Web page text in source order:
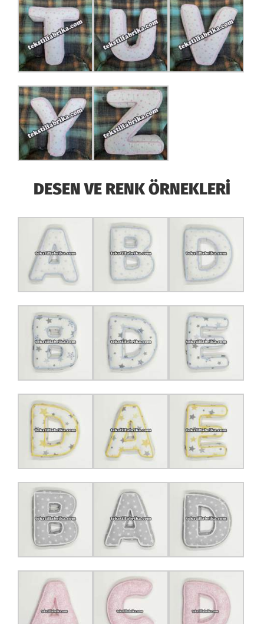
DESEN VE RENK ÖRNEKLERİ